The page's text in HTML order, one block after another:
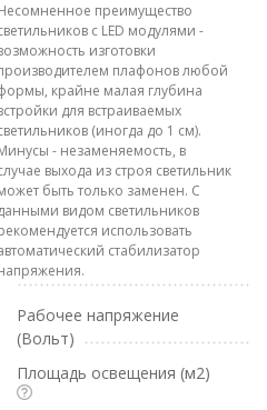
преимущество
с LED модулями -
изготовки
плафонов любой
крайне малая глубина
для встраиваемых
(иногда до 1 см).
- незаменяемость, в
выхода из строя светильник
быть только заменен. С
видом светильников
использовать
стабилизатор
Рабочее напряжение
(Вольт)
Площадь освещения (м2)